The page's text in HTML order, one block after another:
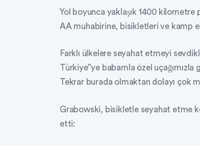
Yol boyunca yaklaşık 1400
AA muhabirine, bisikletleri ve kamp
Farklı ülkelere seyahat etmeyi
Türkiye”ye babamla özel
Tekrar burada olmaktan dolayı çok
Grabowski, bisikletle seyahat etme
etti: